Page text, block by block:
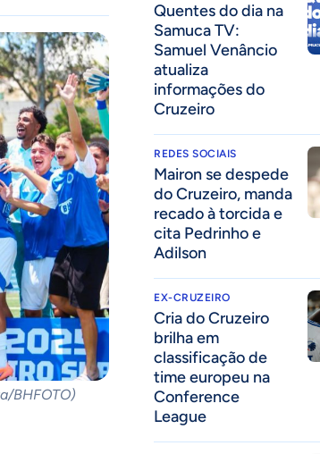
BHFOTO)
Quentes do dia na
Samuca TV:
Samuel Venâncio
atualiza
informações do
Cruzeiro
REDES SOCIAIS
Mairon se despede
do Cruzeiro, manda
recado à torcida e
cita Pedrinho e
Adilson
EX-CRUZEIRO
Cria do Cruzeiro
brilha em
classificação de
time europeu na
Conference
League